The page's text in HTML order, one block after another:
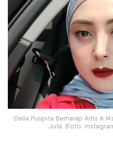
Della Puspita Berharap Artis A
Juta. (Foto: